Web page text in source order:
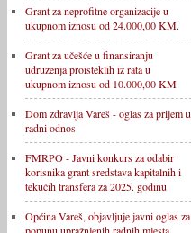
Grant za neprofitne organizacije u
ukupnom iznosu od 24.000,00 KM.
Grant za učešće u finansiranju
udruženja proisteklih iz rata u
ukupnom iznosu od 10.000,00 KM
Dom zdravlja Vareš - oglas za prijem u
radni odnos
FMRPO - Javni konkurs za odabir
korisnika grant sredstava kapitalnih i
tekućih transfera za 2025. godinu
Općina Vareš, objavljuje javni oglas za